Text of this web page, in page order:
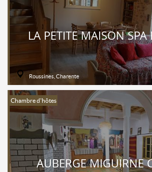
LA PETITE MAISON
Roussines, Charente
Chambre d'hôtes
AUBERGE MIGUIRNE